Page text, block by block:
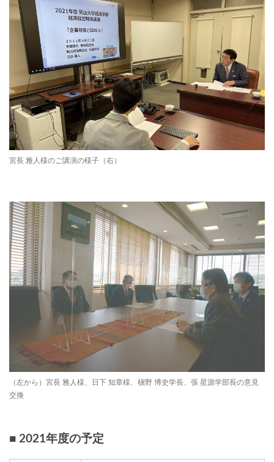
宮長 雅人様のご講演の様子（右）
（左から）宮長 雅人様、日下 知章様、槇野 博史学長、張 星源学部長の意見
交換
■ 2021年度の予定